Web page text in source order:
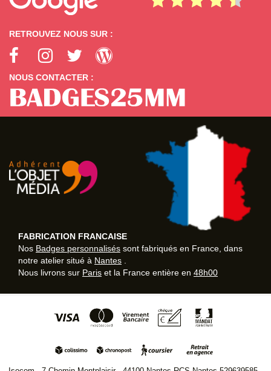
RETROUVEZ NOUS SUR :
NOUS CONTACTER :
FABRICATION FRANCAISE
Nos Badges personnalisés sont fabriqués en France, dans
notre atelier situé à Nantes
Nous livrons sur Paris et la France entière en 48h00